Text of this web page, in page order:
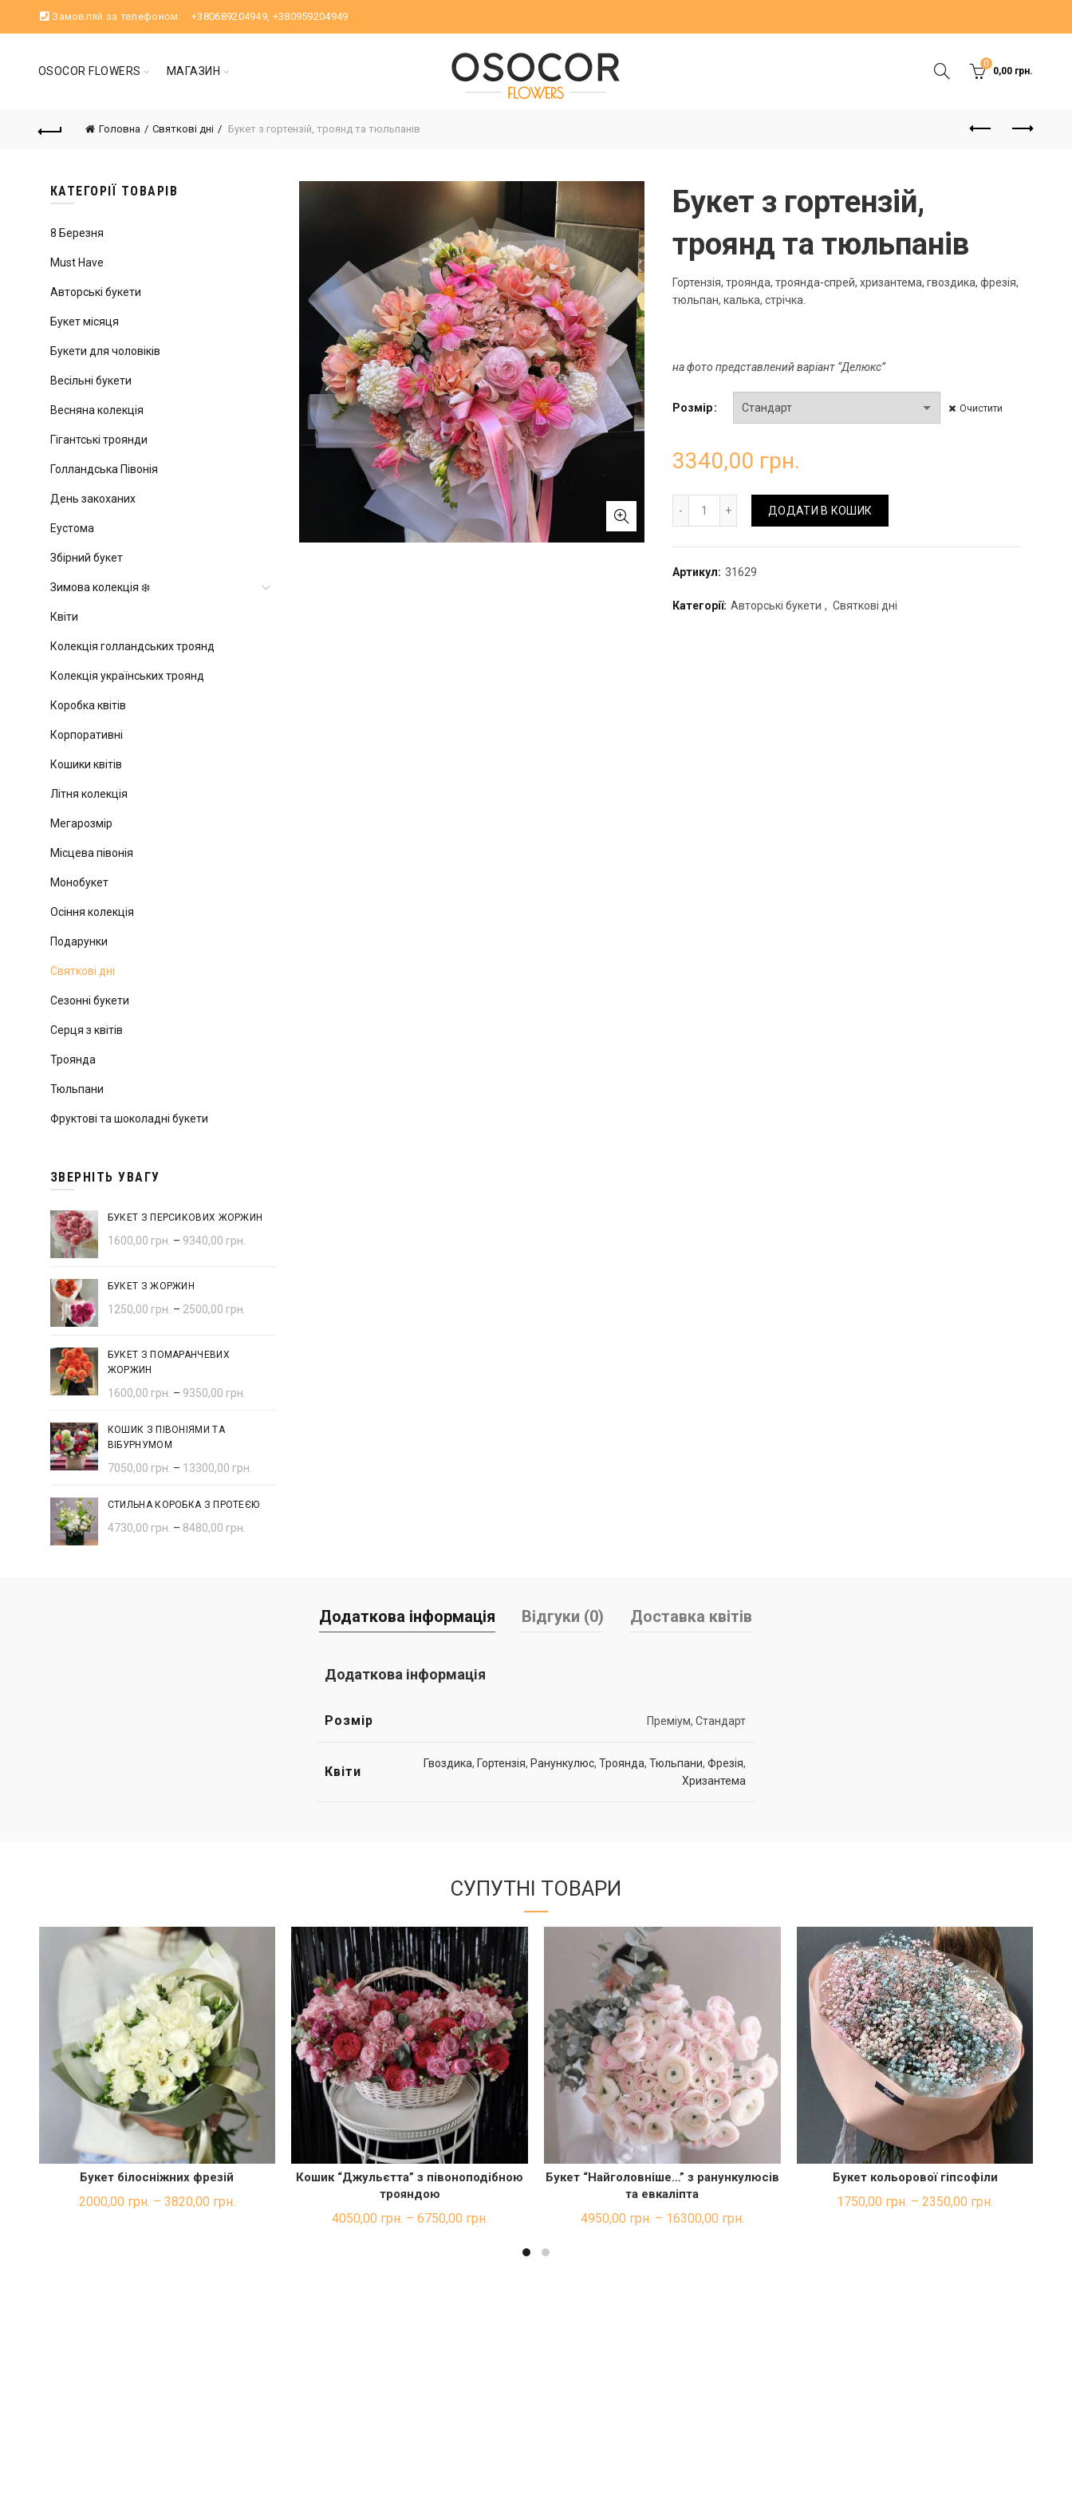
Замовляй за телефоном: +380689204949, +380959204949
OSOCOR FLOWERS МАГАЗИН
0
0,00грн.
Головна Святкові дні Букет з гортензій, троянд та тюльпанів
Букет з гортензій,
троянд та тюльпанів
Гортензія, троянда, троянда-спрей, хризантема, гвоздика, фрезія,
тюльпан, калька, стрічка.
на фото представлений варіант “Делюкс”
Розмір Очистити
3340,00 грн.
ДОДАТИ В КОШИК
Артикул: 31629
Категорії: Авторські букети , Святкові дні
КАТЕГОРІЇ ТОВАРІВ
8 Березня
Must Have
Авторські букети
Букет місяця
Букети для чоловіків
Весільні букети
Весняна колекція
Гігантські троянди
Голландська Півонія
День закоханих
Еустома
Збірний букет
Зимова колекція ❄️
Квіти
Колекція голландських троянд
Колекція українських троянд
Коробка квітів
Корпоративні
Кошики квітів
Літня колекція
Мегарозмір
Місцева півонія
Монобукет
Осіння колекція
Подарунки
Святкові дні
Сезонні букети
Серця з квітів
Троянда
Тюльпани
Фруктові та шоколадні букети
ЗВЕРНІТЬ УВАГУ
БУКЕТ З ПЕРСИКОВИХ ЖОРЖИН
1600,00 грн. – 9340,00 грн.
БУКЕТ З ЖОРЖИН
1250,00 грн. – 2500,00 грн.
БУКЕТ З ПОМАРАНЧЕВИХ
ЖОРЖИН
1600,00 грн. – 9350,00 грн.
КОШИК З ПІВОНІЯМИ ТА
ВІБУРНУМОМ
7050,00 грн. – 13300,00 грн.
СТИЛЬНА КОРОБКА З ПРОТЕЄЮ
4730,00 грн. – 8480,00 грн.
Додаткова інформація Відгуки (0) Доставка квітів
Додаткова інформація
Розмір Преміум, Стандарт
Квіти
Гвоздика, Гортензія, Ранункулюс, Троянда, Тюльпани, Фрезія,
Хризантема
СУПУТНІ ТОВАРИ
ШВИДКА ПОКУПКА
Букет білосніжних фрезій
2000,00 грн. – 3820,00 грн.
ШВИДКА ПОКУПКА
Кошик “Джульєтта” з півоноподібною
трояндою
4050,00 грн. – 6750,00 грн.
ШВИДКА ПОКУПКА
Букет “Найголовніше…” з ранункулюсів
та евкаліпта
4950,00 грн. – 16300,00 грн.
ШВИДКА ПОКУПКА
Букет кольорової гіпсофіли
1750,00 грн. – 2350,00 грн.